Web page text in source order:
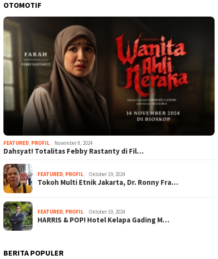
OTOMOTIF
FEATURED, PROFIL November 8, 2024
Dahsyat! Totalitas Febby Rastanty di Fil…
FEATURED, PROFIL Oktober 19, 2024
Tokoh Multi Etnik Jakarta, Dr. Ronny Fra…
FEATURED, PROFIL Oktober 19, 2024
HARRIS & POP! Hotel Kelapa Gading M…
BERITA POPULER